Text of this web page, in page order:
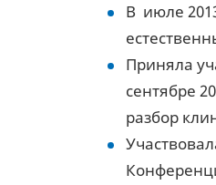
В июле
Приняла
сентябре
разбор